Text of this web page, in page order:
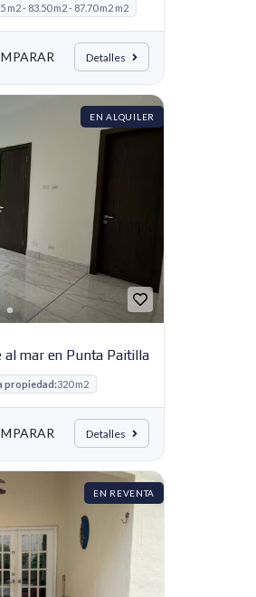
m2 - 83.50 m2 - 87.70 m2 m2
Detalles
EN ALQUILER
mar en Punta Paitilla
propiedad:320 m2
Detalles
EN REVENTA